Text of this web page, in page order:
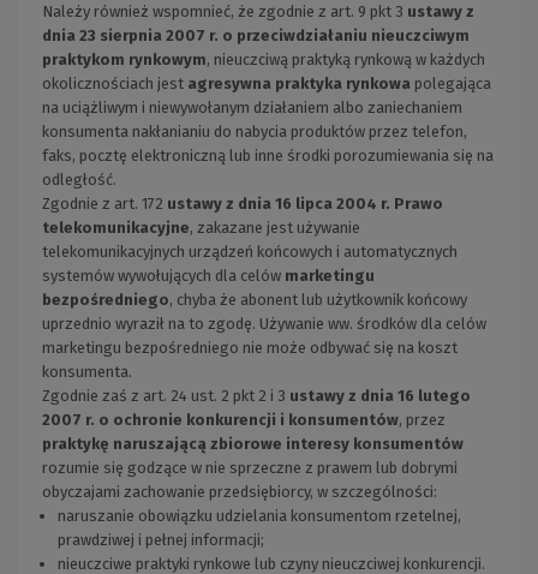
Należy również wspomnieć, że zgodnie z art. 9 pkt 3 ustawy z
dnia 23 sierpnia 2007 r. o przeciwdziałaniu nieuczciwym
praktykom rynkowym, nieuczciwą praktyką rynkową w każdych
okolicznościach jest agresywna praktyka rynkowa polegająca
na uciążliwym i niewywołanym działaniem albo zaniechaniem
konsumenta nakłanianiu do nabycia produktów przez telefon,
faks, pocztę elektroniczną lub inne środki porozumiewania się na
odległość.
Zgodnie z art. 172 ustawy z dnia 16 lipca 2004 r. Prawo
telekomunikacyjne, zakazane jest używanie
telekomunikacyjnych urządzeń końcowych i automatycznych
systemów wywołujących dla celów marketingu
bezpośredniego, chyba że abonent lub użytkownik końcowy
uprzednio wyraził na to zgodę. Używanie ww. środków dla celów
marketingu bezpośredniego nie może odbywać się na koszt
konsumenta.
Zgodnie zaś z art. 24 ust. 2 pkt 2 i 3 ustawy z dnia 16 lutego
2007 r. o ochronie konkurencji i konsumentów, przez
praktykę naruszającą zbiorowe interesy konsumentów
rozumie się godzące w nie sprzeczne z prawem lub dobrymi
obyczajami zachowanie przedsiębiorcy, w szczególności:
naruszanie obowiązku udzielania konsumentom rzetelnej,
prawdziwej i pełnej informacji;
nieuczciwe praktyki rynkowe lub czyny nieuczciwej konkurencji.